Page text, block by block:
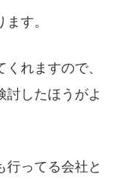
す。
れますので、
討したほうがよ
行ってる会社と